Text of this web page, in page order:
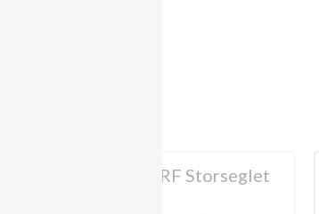
BRF Storseglet